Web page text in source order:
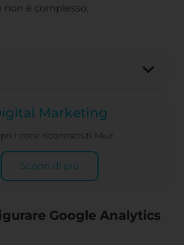
non è complesso.
Marketing
i corsi riconosciuti Miur
Scopri di più
Google Analytics